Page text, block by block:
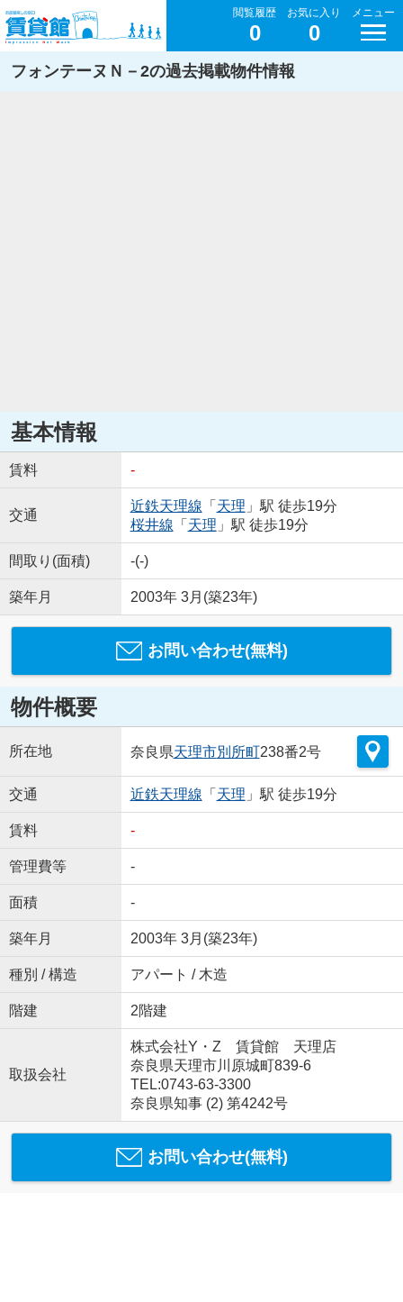
閲覧履歴
0
お気に入り
0
メニュー
フォンテーヌＮ－2の過去掲載物件情報
基本情報
賃料 -
交通
近鉄天理線 「 天理 」駅 徒歩19分
桜井線 「 天理 」駅 徒歩19分
間取り(面積) -(-)
築年月 2003年 3月(築23年)
お問い合わせ(無料)
物件概要
所在地 奈良県天理市別所町238番2号
交通 近鉄天理線 「 天理 」駅 徒歩19分
賃料 -
管理費等 -
面積 -
築年月 2003年 3月(築23年)
種別 / 構造 アパート / 木造
階建 2階建
取扱会社
株式会社Y・Z 賃貸館 天理店
奈良県天理市川原城町839-6
TEL:0743-63-3300
奈良県知事 (2) 第4242号
お問い合わせ(無料)